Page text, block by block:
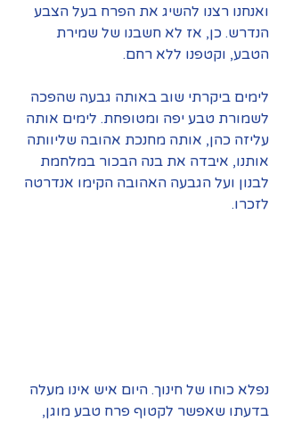
ואנחנו רצנו להשיג את הפרח בעל הצבע
הנדרש. כן, אז לא חשבנו של שמירת
הטבע, וקטפנו ללא רחם.
לימים ביקרתי שוב באותה גבעה שהפכה
לשמורת טבע יפה ומטופחת. לימים אותה
עליזה כהן, אותה מחנכת אהובה שליוותה
אותנו, איבדה את בנה הבכור במלחמת
לבנון ועל הגבעה האהובה הקימו אנדרטה
לזכרו.
נפלא כוחו של חינוך. היום איש אינו מעלה
בדעתו שאפשר לקטוף פרח טבע מוגן,